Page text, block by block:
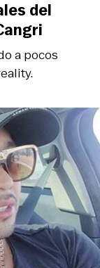
a pocos
del